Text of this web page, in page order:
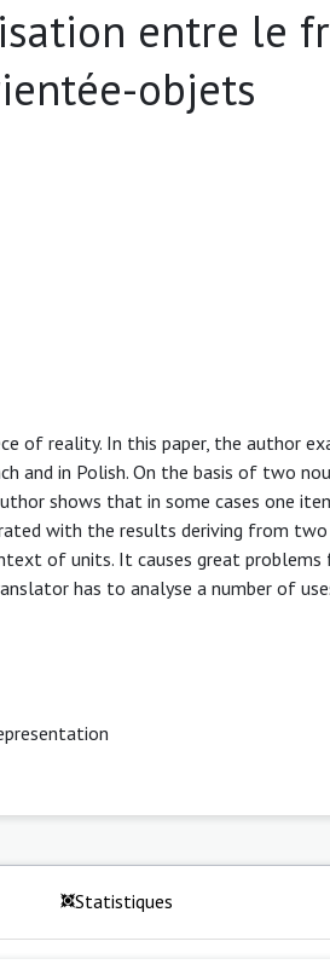
entre le
objets
of reality. In this paper, the author
and in Polish. On the basis of two
shows that in some cases one
with the results deriving from two
of units. It causes great
has to analyse a number of
Statistiques